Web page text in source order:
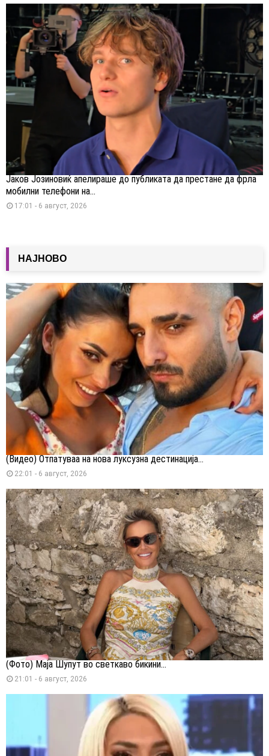
Јаков Јозиновиќ апелираше до публиката да престане да фрла
мобилни телефони на...
17:01 - 6 август, 2026
НАЈНОВО
(Видео) Отпатуваа на нова луксузна дестинација...
22:01 - 6 август, 2026
(Фото) Маја Шупут во светкаво бикини...
21:01 - 6 август, 2026